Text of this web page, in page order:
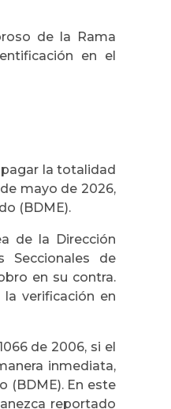
de la Rama
en el
la totalidad
mayo de 2026,
(BDME).
de la Dirección
Seccionales de
en su contra.
verificación en
de 2006, si el
inmediata,
(BDME). En este
reportado